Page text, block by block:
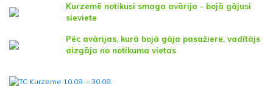
Kurzemē notikusi smaga avārija - bojā gājusi
sieviete
Pēc avārijas, kurā bojā gāja pasažiere, vadītājs
aizgāja no notikuma vietas